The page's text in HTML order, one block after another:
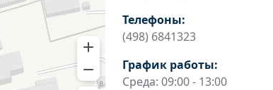
Телефоны:
(498) 6841323
График работы:
Среда: 09:00 - 13:00